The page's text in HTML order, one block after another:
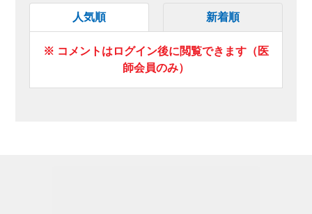
人気順 新着順
※ コメントはログイン後に閲覧できます（医
師会員のみ）